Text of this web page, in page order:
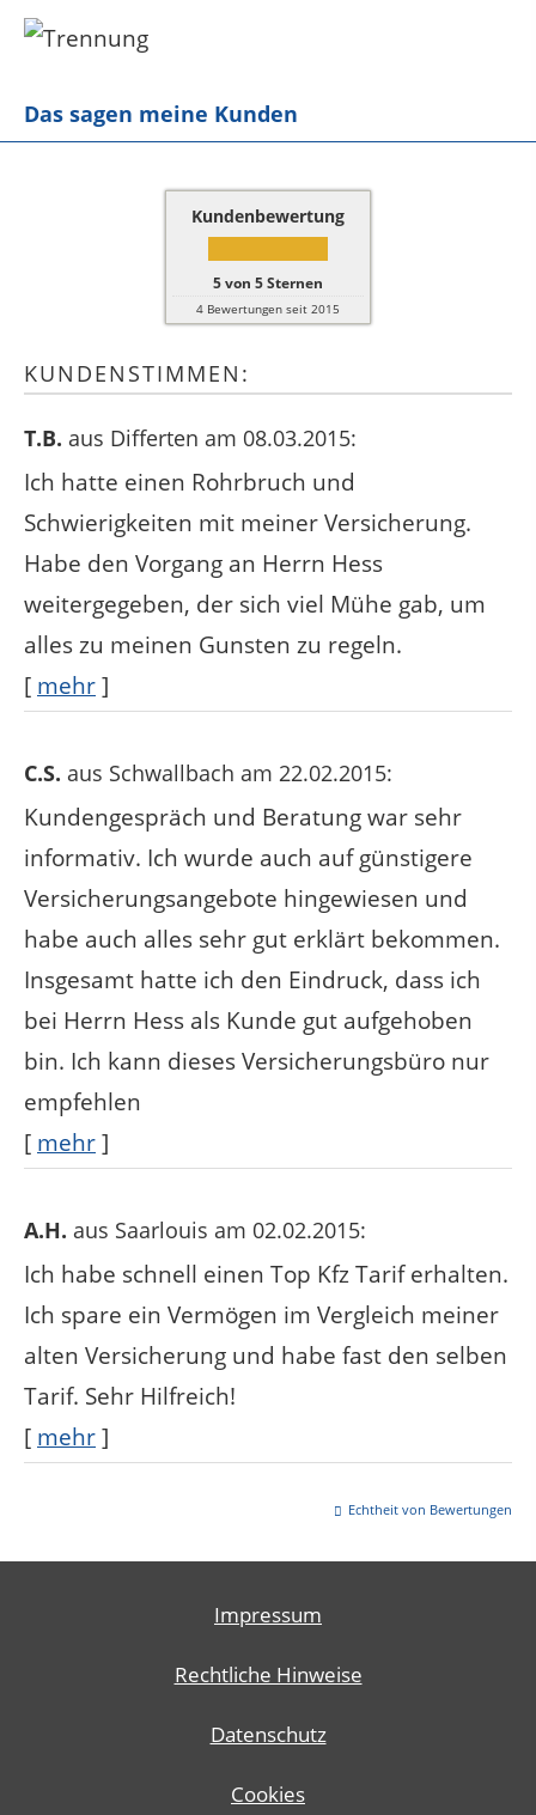
Das sagen meine Kunden
Kundenbewertung
5von 5Sternen
4 Bewertungen seit 2015
KUNDENSTIMMEN:
T.B. aus Differten am 08.03.2015:
Ich hatte einen Rohrbruch und
Schwierigkeiten mit meiner Versicherung.
Habe den Vorgang an Herrn Hess
weitergegeben, der sich viel Mühe gab, um
alles zu meinen Gunsten zu regeln.
[ mehr]
C.S. aus Schwallbach am 22.02.2015:
Kundengespräch und Beratung war sehr
informativ. Ich wurde auch auf günstigere
Versicherungsangebote hingewiesen und
habe auch alles sehr gut erklärt bekommen.
Insgesamt hatte ich den Eindruck, dass ich
bei Herrn Hess als Kunde gut aufgehoben
bin. Ich kann dieses Versicherungsbüro nur
empfehlen
[ mehr]
A.H. aus Saarlouis am 02.02.2015:
Ich habe schnell einen Top Kfz Tarif erhalten.
Ich spare ein Vermögen im Vergleich meiner
alten Versicherung und habe fast den selben
Tarif. Sehr Hilfreich!
[ mehr]
Echtheit von Bewertungen
Impressum
Rechtliche Hinweise
Datenschutz
Cookies